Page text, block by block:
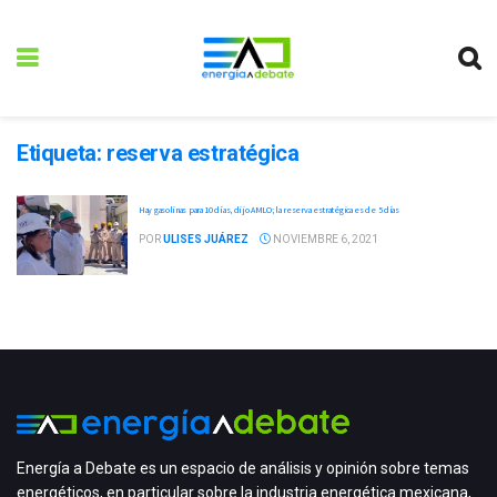
Etiqueta: reserva estratégica
Hay gasolinas para 10 días, dijo AMLO; la reserva estratégica es de 5 días
PORULISES JUÁREZ NOVIEMBRE 6, 2021
Energía a Debate es un espacio de análisis y opinión sobre temas
energéticos, en particular sobre la industria energética mexicana,